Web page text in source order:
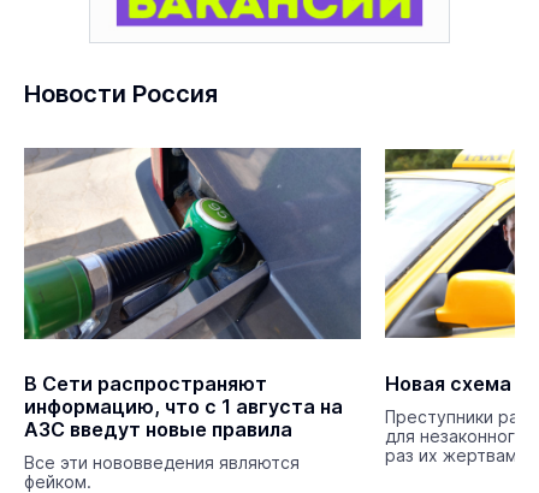
Новости Россия
В Сети распространяют
информацию, что с 1 августа на
АЗС введут новые правила
Все эти нововведения являются
фейком.
Новая схема
Преступники
для незаконного
раз их жертвами